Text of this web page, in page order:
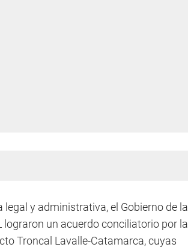
y administrativa, el Gobierno de la
lograron un acuerdo conciliatorio por la
Troncal Lavalle-Catamarca, cuyas